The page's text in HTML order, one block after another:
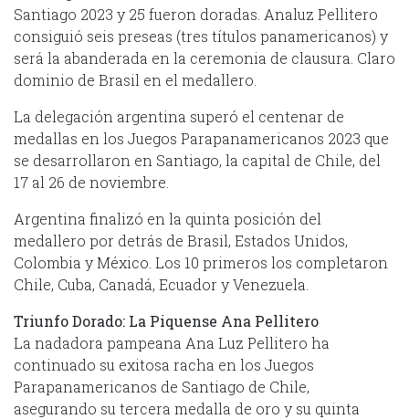
Santiago 2023 y 25 fueron doradas. Analuz Pellitero
consiguió seis preseas (tres títulos panamericanos) y
será la abanderada en la ceremonia de clausura. Claro
dominio de Brasil en el medallero.
La delegación argentina superó el centenar de
medallas en los Juegos Parapanamericanos 2023 que
se desarrollaron en Santiago, la capital de Chile, del
17 al 26 de noviembre.
Argentina finalizó en la quinta posición del
medallero por detrás de Brasil, Estados Unidos,
Colombia y México. Los 10 primeros los completaron
Chile, Cuba, Canadá, Ecuador y Venezuela.
Triunfo Dorado: La Piquense Ana Pellitero
La nadadora pampeana Ana Luz Pellitero ha
continuado su exitosa racha en los Juegos
Parapanamericanos de Santiago de Chile,
asegurando su tercera medalla de oro y su quinta